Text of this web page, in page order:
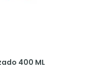
400 ML